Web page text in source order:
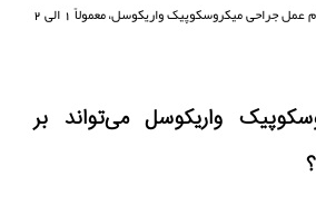
مدت زمان بهبودی پس از انجام عمل جراحی میکروسکوپیک واریکوسل، معمولاً 1 الی 2
واریکوسل می‌تواند بر